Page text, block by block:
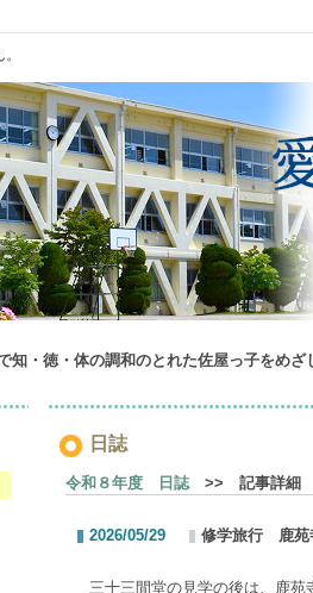
徳・体の調和のとれた佐屋っ子をめざ
日誌
令和８年度 日誌>> 記事詳細
2026/05/29 修学旅行 鹿苑
三十三間堂の見学の後は、鹿苑